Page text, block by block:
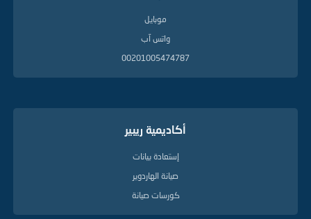
موبايل
واتس آب
00201005474787
أكاديمية ريبير
إستعادة بيانات
صيانة الهاردوير
كورسات صيانة